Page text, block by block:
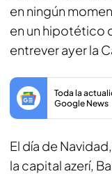
en ningún
en un hipotético
entrever ayer la
Toda la
Google News
El día de
la capital azerí,